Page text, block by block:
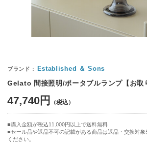
Established ＆ Sons
Gelato 間接照明/ポータブルランプ【お取
47,740円
購入金額が税込11,000円以上で送料無料
セール品や返品不可の記載がある商品は返品・交換対
ください。